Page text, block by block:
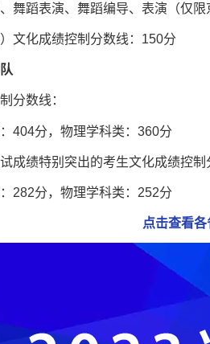
蹈表演、舞蹈编导、表演（仅限
化成绩控制分数线：150分
分数线：
分，物理学科类：360分
绩特别突出的考生文化成绩控制
分，物理学科类：252分
点击查看